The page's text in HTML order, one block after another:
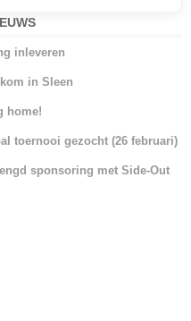
inleveren
in Sleen
home!
toernooi gezocht (26 februari)
sponsoring met Side-Out